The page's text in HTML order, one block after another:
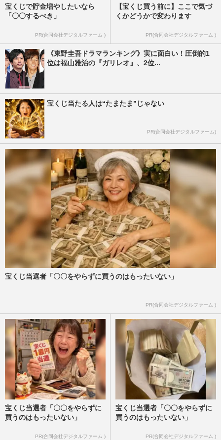
宝くじで貯金増やしたいなら
「〇〇するべき」
PR(合同会社デジタルファーム )
【宝くじ買う前に】ここで気づ
くかどうかで変わります
PR(合同会社デジタルファーム )
《東野圭吾ドラマランキング》実に面白い！圧倒的1
位は福山雅治の『ガリレオ』、2位...
宝くじ当たる人は“たまたま”じゃない
PR(合同会社デジタルファーム)
宝くじ当選者「〇〇をやらずに買うのはもったいない」
PR(合同会社デジタルファーム )
宝くじ当選者「〇〇をやらずに
買うのはもったいない」
PR(合同会社デジタルファーム )
宝くじ当選者「〇〇をやらずに
買うのはもったいない」
PR(合同会社デジタルファーム )